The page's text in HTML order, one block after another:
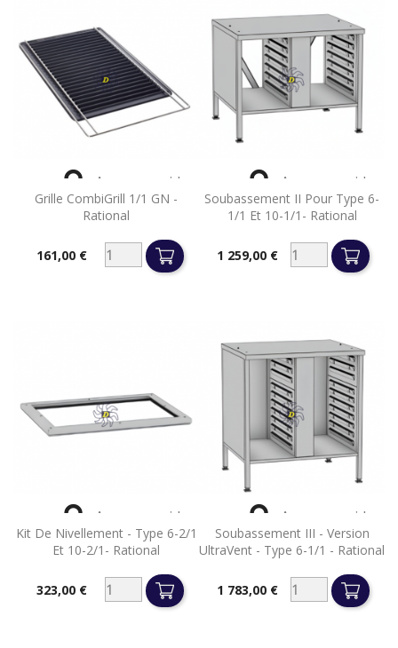
Grille CombiGrill 1/1 GN -
Rational
Prix161,00 €
 Aperçu rapide
Soubassement II Pour Type 6-
1/1 Et 10-1/1- Rational
Prix1 259,00 €
 Aperçu rapide
Kit De Nivellement - Type 6-2/1
Et 10-2/1- Rational
Prix323,00 €
 Aperçu rapide
Soubassement III - Version
UltraVent - Type 6-1/1 - Rational
Prix1 783,00 €
 Aperçu rapide